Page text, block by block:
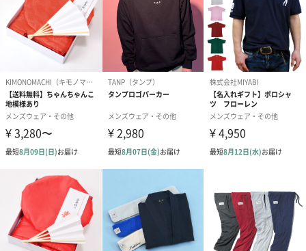
外装サイズ
幅12cm × 縦25cm × 3cm
素材／繊維
羊革、内側：カシミヤ100 %
お手入れ方法
乾いた布で汚れを拭き取り、陰干しをしてください。
サイズ
24 cm(全⻑ 約23 cm)
商品オプション情報
紙袋
お渡し用の紙袋です。
商品に合わせたサイズをお届けします。